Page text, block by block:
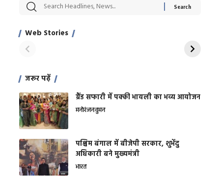
Web Stories
सट्टेबाजी में अरेस्ट हुए
साहिल खान
रोज एक कच्चे लहसुन
जरूर पढ़ें
ग्रैंड सफारी में पक्की भायली का भव्य आयोजन
मनोरंजनवुमन
पश्चिम बंगाल में बीजेपी सरकार, शुभेंदु
अधिकारी बने मुख्यमंत्री
भारत